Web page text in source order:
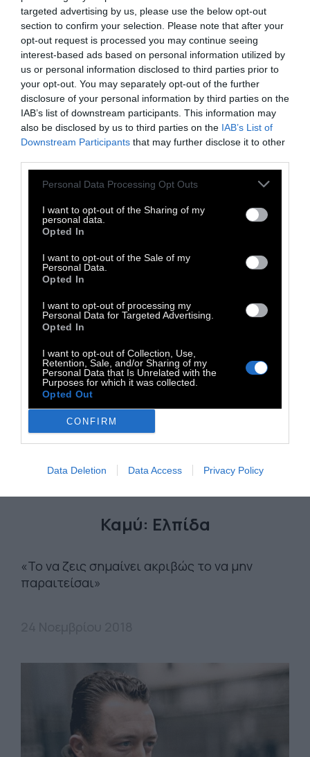
targeted advertising by us, please use the below opt-out
section to confirm your selection. Please note that after your
opt-out request is processed you may continue seeing
interest-based ads based on personal information utilized by
us or personal information disclosed to third parties prior to
your opt-out. You may separately opt-out of the further
disclosure of your personal information by third parties on the
IAB’s list of downstream participants. This information may
also be disclosed by us to third parties on the IAB’s List of
Downstream Participants that may further disclose it to other
Personal Data Processing Opt Outs
I want to opt-out of the Sharing of my
personal data.
Opted In
I want to opt-out of the Sale of my
Personal Data.
Opted In
I want to opt-out of processing my
Personal Data for Targeted Advertising.
Opted In
I want to opt-out of Collection, Use,
Retention, Sale, and/or Sharing of my
Personal Data that Is Unrelated with the
Purposes for which it was collected.
Opted Out
CONFIRM
Data Deletion Data Access Privacy Policy
Α' ΠΡΟΣΩΠΟ
Καμύ: Η ποίηση του κόσμου
με πείσει ποτέ για το ότι αυτός ο κόσμος μου
ανήκει»
4 Νοεμβρίου 2019
Καμύ: Ελπίδα
«Το να ζεις σημαίνει ακριβώς το να μην
παραιτείσαι»